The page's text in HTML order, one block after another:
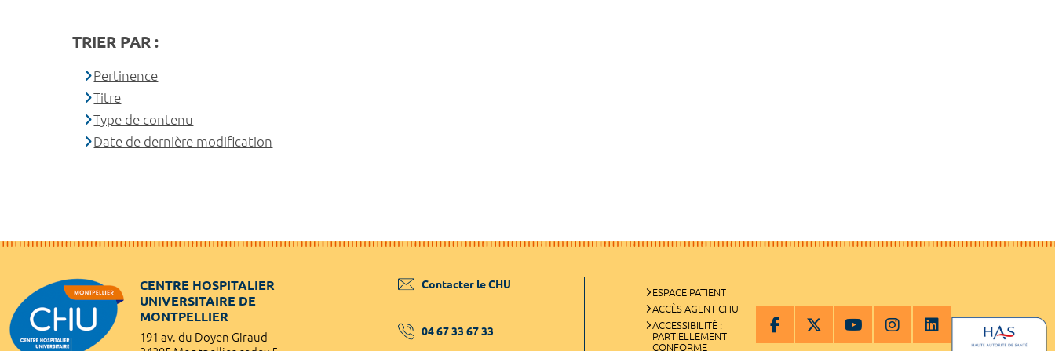
TRIER PAR :
Pertinence
Titre
Type de contenu
Date de dernière modification
CENTRE HOSPITALIER
UNIVERSITAIRE DE
MONTPELLIER
191 av. du Doyen Giraud
Contacter le CHU
04 67 33 67 33
ESPACE PATIENT
ACCÈS AGENT CHU
ACCESSIBILITÉ :
PARTIELLEMENT
CONFORME